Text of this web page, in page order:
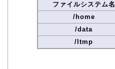
ファイルシステム名
/home
/data
/ltmp